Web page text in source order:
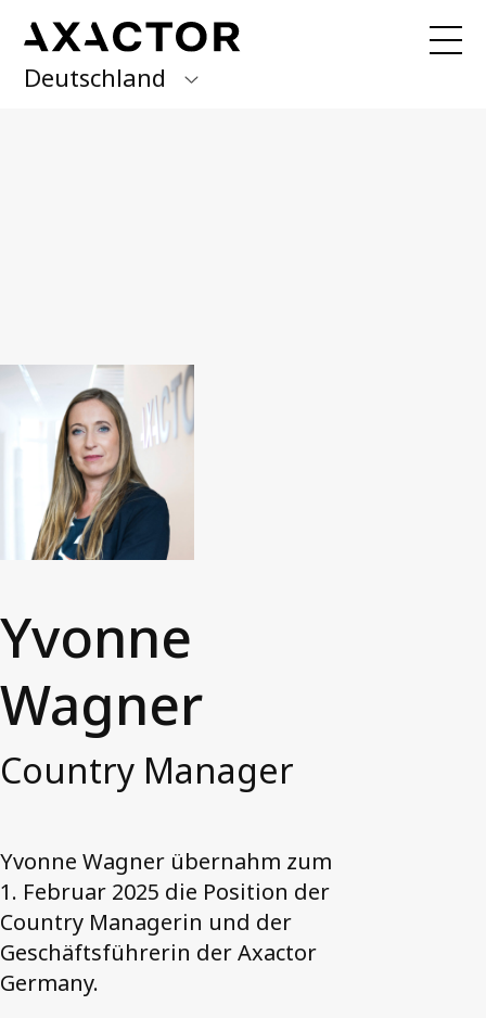
Deutschland
Spain
Sweden
Unser Management Team
Karriere bei Axactor
Nachhaltigkeit
Erklärung zur Barrierefreiheit
Unsere Leistungen
Außendienstservices
Kontakt
Informationen für Schuldner
Yvonne
Wagner
Country Manager
Yvonne Wagner übernahm zum
1. Februar 2025 die Position der
Country Managerin und der
Geschäftsführerin der Axactor
Germany.